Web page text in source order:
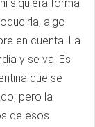
siquiera forma
algo
en cuenta. La
y se va. Es
que se
pero la
de esos